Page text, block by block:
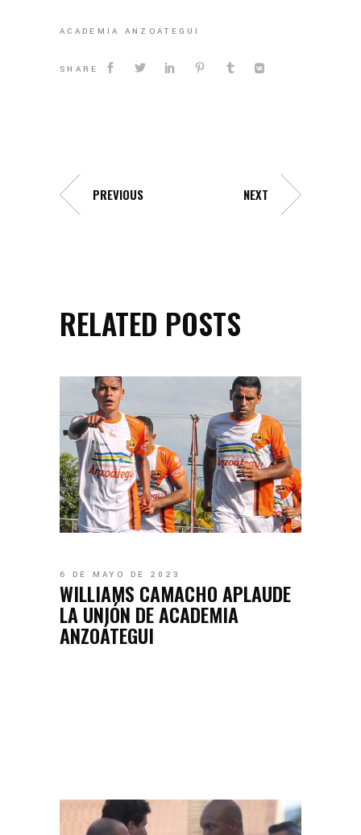
ACADEMIA ANZOÁTEGUI
SHARE
PREVIOUS NEXT
RELATED POSTS
6 DE MAYO DE 2023
WILLIAMS CAMACHO APLAUDE
LA UNIÓN DE ACADEMIA
ANZOÁTEGUI